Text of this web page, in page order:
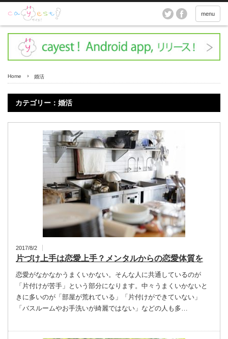
menu
Home 婚活
カテゴリー：婚活
2017/8/2
片づけ上手は恋愛上手？メンタルからの恋愛体質を
恋愛がなかなかうまくいかない。そんな人に共通しているのが
「片付けが苦手」という部分になります。中々うまくいかないと
きに多いのが「部屋が荒れている」「片付けができていない」
「バスルームやお手洗いが綺麗ではない」などの人も多…